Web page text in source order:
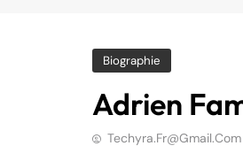
Biographie
Adrien
Techyra.fr@gmail.com